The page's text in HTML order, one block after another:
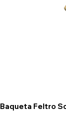
Baqueta Feltro